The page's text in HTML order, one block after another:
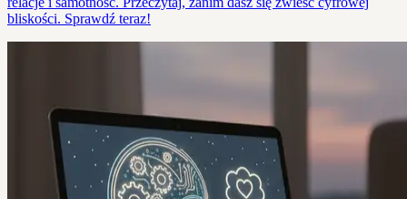
bliskości. Sprawdź teraz!